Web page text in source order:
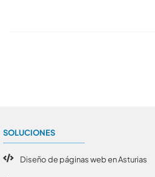
SOLUCIONES
Diseño de páginas web en Asturias